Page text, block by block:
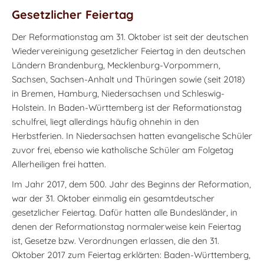
Gesetzlicher Feiertag
Der Reformationstag am 31. Oktober ist seit der deutschen
Wiedervereinigung gesetzlicher Feiertag in den deutschen
Ländern Brandenburg, Mecklenburg-Vorpommern,
Sachsen, Sachsen-Anhalt und Thüringen sowie (seit 2018)
in Bremen, Hamburg, Niedersachsen und Schleswig-
Holstein. In Baden-Württemberg ist der Reformationstag
schulfrei, liegt allerdings häufig ohnehin in den
Herbstferien. In Niedersachsen hatten evangelische Schüler
zuvor frei, ebenso wie katholische Schüler am Folgetag
Allerheiligen frei hatten.
Im Jahr 2017, dem 500. Jahr des Beginns der Reformation,
war der 31. Oktober einmalig ein gesamtdeutscher
gesetzlicher Feiertag. Dafür hatten alle Bundesländer, in
denen der Reformationstag normalerweise kein Feiertag
ist, Gesetze bzw. Verordnungen erlassen, die den 31.
Oktober 2017 zum Feiertag erklärten: Baden-Württemberg,